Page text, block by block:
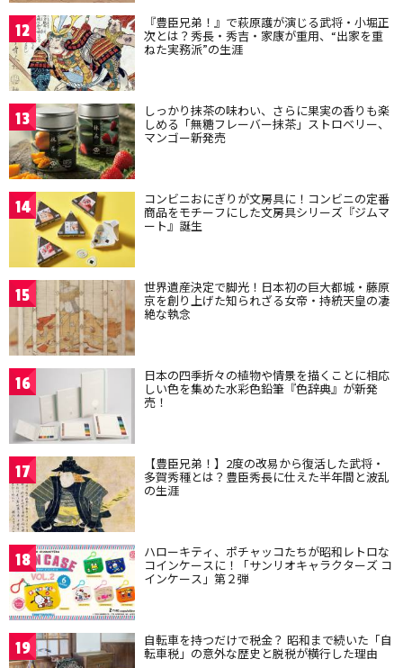
12 『豊臣兄弟！』で萩原護が演じる武将・小堀正
次とは？秀長・秀吉・家康が重用、“出家を重
ねた実務派”の生涯
13 しっかり抹茶の味わい、さらに果実の香りも楽
しめる「無糖フレーバー抹茶」ストロベリー、
マンゴー新発売
14 コンビニおにぎりが文房具に！コンビニの定番
商品をモチーフにした文房具シリーズ『ジムマ
ート』誕生
15 世界遺産決定で脚光！日本初の巨大都城・藤原
京を創り上げた知られざる女帝・持統天皇の凄
絶な執念
16 日本の四季折々の植物や情景を描くことに相応
しい色を集めた水彩色鉛筆『色辞典』が新発
売！
17 【豊臣兄弟！】2度の改易から復活した武将・
多賀秀種とは？豊臣秀長に仕えた半年間と波乱
の生涯
18 ハローキティ、ポチャッコたちが昭和レトロな
コインケースに！「サンリオキャラクターズ コ
インケース」第２弾
19 自転車を持つだけで税金？ 昭和まで続いた「自
転車税」の意外な歴史と脱税が横行した理由